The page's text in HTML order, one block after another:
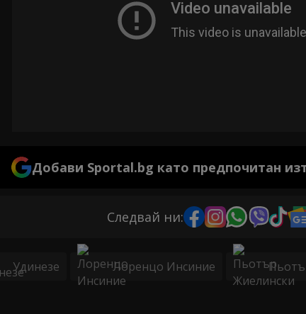
Добави Sportal.bg като предпочитан
Следвай ни:
Удинезе Лоренцо Инсиние